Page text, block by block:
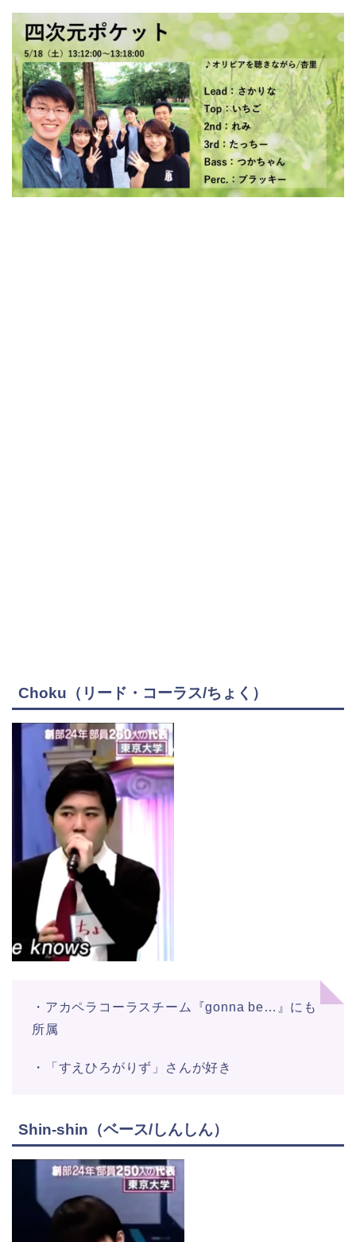
Choku（リード・コーラス/ちょく）
・アカペラコーラスチーム『gonna be…』にも
所属
・「すえひろがりず」さんが好き
Shin-shin（ベース/しんしん）